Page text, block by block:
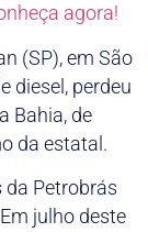
agora!
(SP), em São
diesel, perdeu
Bahia, de
da estatal.
da Petrobrás
julho deste